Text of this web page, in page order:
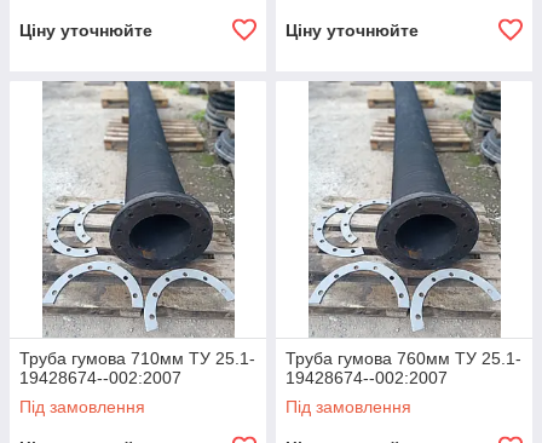
Ціну уточнюйте Ціну уточнюйте
Труба гумова 710мм ТУ 25.1-
19428674--002:2007
Під замовлення
Труба гумова 760мм ТУ 25.1-
19428674--002:2007
Під замовлення